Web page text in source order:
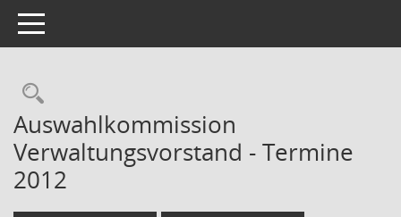
Toggle navigation
Rechercheauswahl
Auswahlkommission
Verwaltungsvorstand - Termine
2012